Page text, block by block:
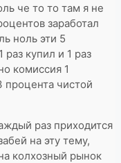
че то то там я не
заработал
ноль эти 5
купил и 1 раз
комиссия 1
чистой
раз приходится
на эту тему,
колхозный рынок